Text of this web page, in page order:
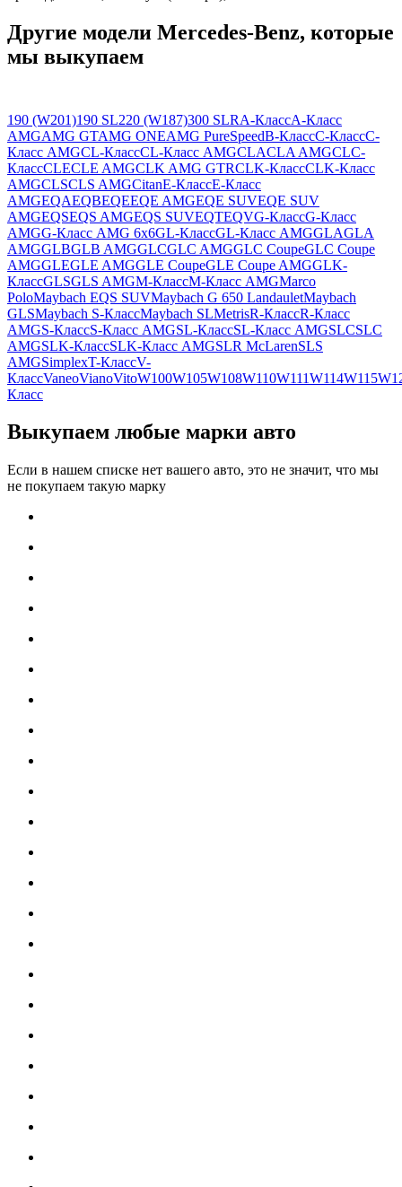
Другие модели Mercedes-Benz, которые
мы выкупаем
190 (W201)190 SL220 (W187)300 SLRA-КлассA-Класс
AMGAMG GTAMG ONEAMG PureSpeedB-КлассC-КлассC-
Класс AMGCL-КлассCL-Класс AMGCLACLA AMGCLC-
КлассCLECLE AMGCLK AMG GTRCLK-КлассCLK-Класс
AMGCLSCLS AMGCitanE-КлассE-Класс
AMGEQAEQBEQEEQE AMGEQE SUVEQE SUV
AMGEQSEQS AMGEQS SUVEQTEQVG-КлассG-Класс
AMGG-Класс AMG 6x6GL-КлассGL-Класс AMGGLAGLA
AMGGLBGLB AMGGLCGLC AMGGLC CoupeGLC Coupe
AMGGLEGLE AMGGLE CoupeGLE Coupe AMGGLK-
КлассGLSGLS AMGM-КлассM-Класс AMGMarco
PoloMaybach EQS SUVMaybach G 650 LandauletMaybach
GLSMaybach S-КлассMaybach SLMetrisR-КлассR-Класс
AMGS-КлассS-Класс AMGSL-КлассSL-Класс AMGSLCSLC
AMGSLK-КлассSLK-Класс AMGSLR McLarenSLS
AMGSimplexT-КлассV-
КлассVaneoVianoVitoW100W105W108W110W111W114W115
Класс
Выкупаем любые марки авто
Если в нашем списке нет вашего авто, это не значит, что мы
не покупаем такую марку